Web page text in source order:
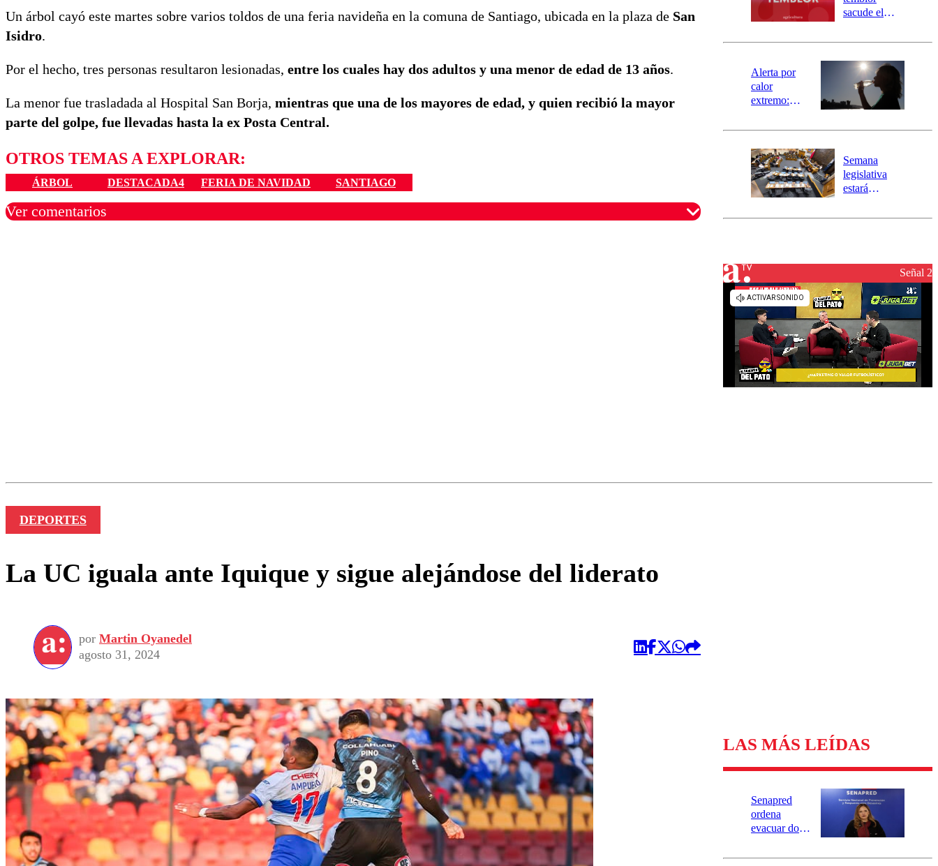
Un árbol cayó este martes sobre varios toldos de una feria navideña en la comuna de Santiago, ubicada en la plaza de San
Isidro.
Por el hecho, tres personas resultaron lesionadas, entre los cuales hay dos adultos y una menor de edad de 13 años.
La menor fue trasladada al Hospital San Borja, mientras que una de los mayores de edad, y quien recibió la mayor
parte del golpe, fue llevadas hasta la ex Posta Central.
OTROS TEMAS A EXPLORAR:
ÁRBOL DESTACADA4 FERIA DE NAVIDAD SANTIAGO
Ver comentarios
mensajería
SAE
sacude el
revisa la
epicentro
Alerta por
calor
extremo:
activa Alerta
Preventiva en
tres comunas
Semana
legislativa
estará
el fin de la
reconstrucciónSeñal 2
DEPORTES
La UC iguala ante Iquique y sigue alejándose del liderato
por Martin Oyanedel
agosto 31, 2024
LAS MÁS LEÍDAS
Senapred
ordena
evacuar dos
Carahue por